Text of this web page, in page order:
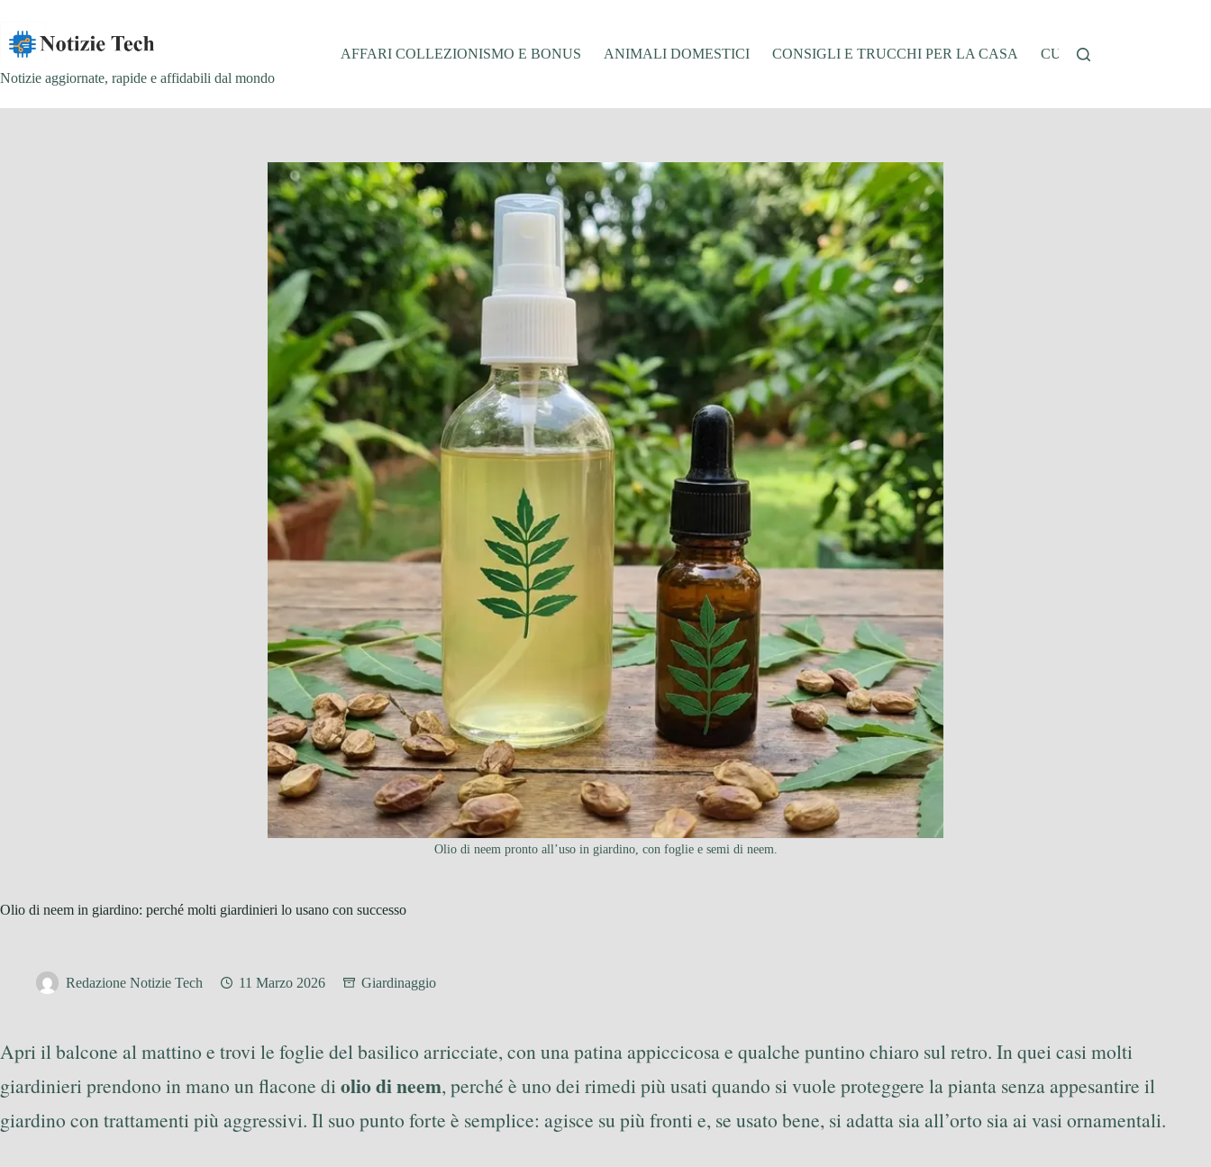
contenuto
Notizie aggiornate, rapide e affidabili dal mondo
AFFARI COLLEZIONISMO E BONUS ANIMALI DOMESTICI CONSIGLI E TRUCCHI PER LA CASA CUCINA E RICETTE
Olio di neem pronto all’uso in giardino, con foglie e semi di neem.
Olio di neem in giardino: perché molti giardinieri lo usano con successo
Redazione Notizie Tech 11 Marzo 2026 Giardinaggio
Apri il balcone al mattino e trovi le foglie del basilico arricciate, con una patina appiccicosa e qualche puntino chiaro sul retro. In quei casi molti
giardinieri prendono in mano un flacone diolio di neem, perché è uno dei rimedi più usati quando si vuole proteggere la pianta senza appesantire il
giardino con trattamenti più aggressivi. Il suo punto forte è semplice: agisce su più fronti e, se usato bene, si adatta sia all’orto sia ai vasi ornamentali.